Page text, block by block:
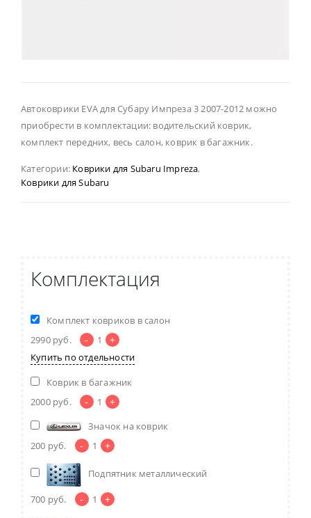
Автоковрики EVA для Субару Импреза 3 2007-2012 можно
приобрести в комплектации: водительский коврик,
комплект передних, весь салон, коврик в багажник.
Категории: Коврики для Subaru Impreza,
Коврики для Subaru
Комплектация
Комплект ковриков в салон
2990 руб. - 1 +
Купить по отдельности
Коврик в багажник
2000 руб. - 1 +
Значок на коврик
200 руб. - 1 +
Подпятник металлический
700 руб. - 1 +